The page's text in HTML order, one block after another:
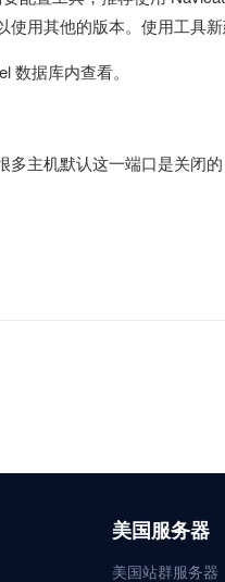
用其他的版本。使用工具
数据库内查看。
主机默认这一端口是关闭
美国服务器
美国站群服务器